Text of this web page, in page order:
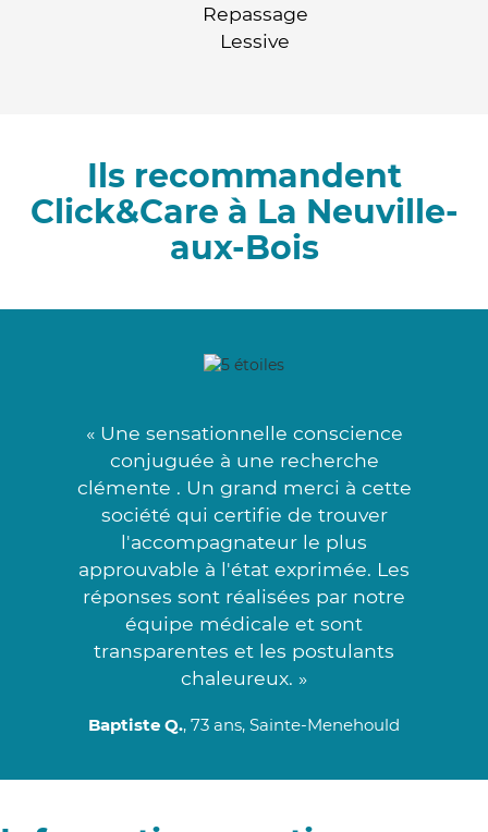
Repassage
Lessive
Ils recommandent
Click&Care à La Neuville-
aux-Bois
« Une sensationnelle conscience
conjuguée à une recherche
clémente . Un grand merci à cette
société qui certifie de trouver
l'accompagnateur le plus
approuvable à l'état exprimée. Les
réponses sont réalisées par notre
équipe médicale et sont
transparentes et les postulants
chaleureux. »
Baptiste Q., 73 ans, Sainte-Menehould